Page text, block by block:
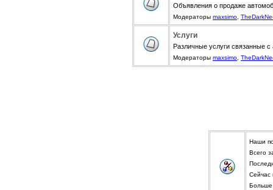
Объявления о продаже
Модераторы maxsimo
Услуги
Различные услуги связанные с
Модераторы maxsimo
Наши
Всего
Сейчас
Больше